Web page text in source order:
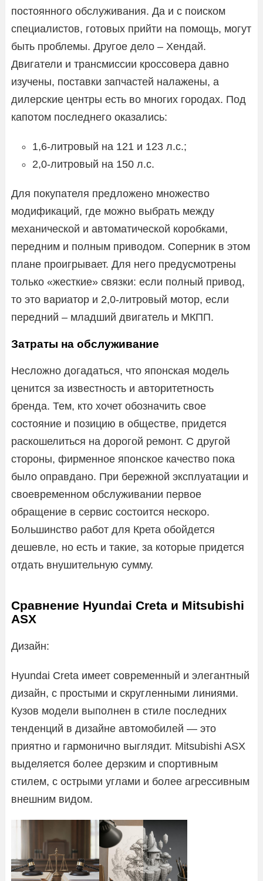
постоянного обслуживания. Да и с поиском
специалистов, готовых прийти на помощь, могут
быть проблемы. Другое дело – Хендай.
Двигатели и трансмиссии кроссовера давно
изучены, поставки запчастей налажены, а
дилерские центры есть во многих городах. Под
капотом последнего оказались:
1,6-литровый на 121 и 123 л.с.;
2,0-литровый на 150 л.с.
Для покупателя предложено множество
модификаций, где можно выбрать между
механической и автоматической коробками,
передним и полным приводом. Соперник в этом
плане проигрывает. Для него предусмотрены
только «жесткие» связки: если полный привод,
то это вариатор и 2,0-литровый мотор, если
передний – младший двигатель и МКПП.
Затраты на обслуживание
Несложно догадаться, что японская модель
ценится за известность и авторитетность
бренда. Тем, кто хочет обозначить свое
состояние и позицию в обществе, придется
раскошелиться на дорогой ремонт. С другой
стороны, фирменное японское качество пока
было оправдано. При бережной эксплуатации и
своевременном обслуживании первое
обращение в сервис состоится нескоро.
Большинство работ для Крета обойдется
дешевле, но есть и такие, за которые придется
отдать внушительную сумму.
Сравнение Hyundai Creta и Mitsubishi
ASX
Дизайн:
Hyundai Creta имеет современный и элегантный
дизайн, с простыми и скругленными линиями.
Кузов модели выполнен в стиле последних
тенденций в дизайне автомобилей — это
приятно и гармонично выглядит. Mitsubishi ASX
выделяется более дерзким и спортивным
стилем, с острыми углами и более агрессивным
внешним видом.